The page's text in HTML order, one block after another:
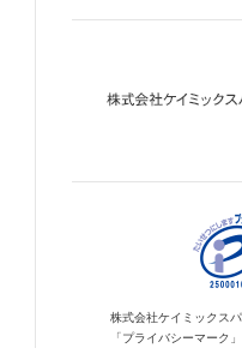
株式会社ケイミックス
「プライバシーマーク